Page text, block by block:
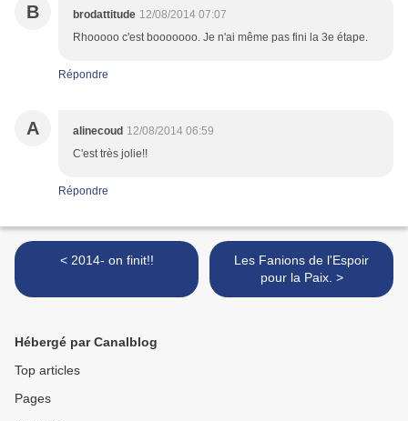
B brodattitude 12/08/2014 07:07
Rhooooo c'est booooooo. Je n'ai même pas fini la 3e étape.
Répondre
A alinecoud 12/08/2014 06:59
C'est très jolie!!
Répondre
< 2014- on finit!!
Les Fanions de l'Espoir
pour la Paix. >
Hébergé par Canalblog
Top articles
Pages